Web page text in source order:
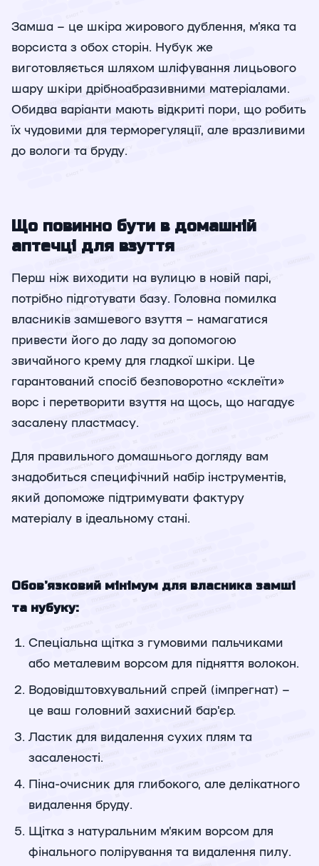
Замша – це шкіра жирового дублення, м’яка та
ворсиста з обох сторін. Нубук же
виготовляється шляхом шліфування лицьового
шару шкіри дрібноабразивними матеріалами.
Обидва варіанти мають відкриті пори, що робить
їх чудовими для терморегуляції, але вразливими
до вологи та бруду.
Що повинно бути в домашній
аптечці для взуття
Перш ніж виходити на вулицю в новій парі,
потрібно підготувати базу. Головна помилка
власників замшевого взуття – намагатися
привести його до ладу за допомогою
звичайного крему для гладкої шкіри. Це
гарантований спосіб безповоротно «склеїти»
ворс і перетворити взуття на щось, що нагадує
засалену пластмасу.
Для правильного домашнього догляду вам
знадобиться специфічний набір інструментів,
який допоможе підтримувати фактуру
матеріалу в ідеальному стані.
Обов’язковий мінімум для власника замші
та нубуку:
Спеціальна щітка з гумовими пальчиками
або металевим ворсом для підняття волокон.
Водовідштовхувальний спрей (імпрегнат) –
це ваш головний захисний бар'єр.
Ластик для видалення сухих плям та
засаленості.
Піна-очисник для глибокого, але делікатного
видалення бруду.
Щітка з натуральним м’яким ворсом для
фінального полірування та видалення пилу.